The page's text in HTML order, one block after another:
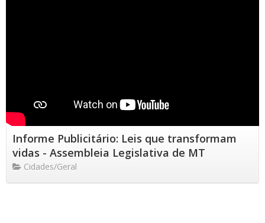
Informe Publicitário: Leis que transformam
vidas - Assembleia Legislativa de MT
Cidades/Geral